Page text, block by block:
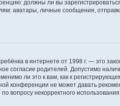
должны ли вы
аватары, личные сообщения,
в интернете от 1998 г. — это
родителей. Допустимо
ли это к вам, как к
конференции не может давать
вопросу некорректного